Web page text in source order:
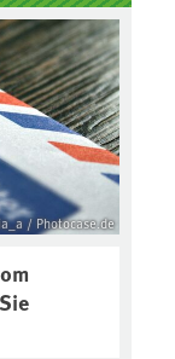
/ Photocase.de